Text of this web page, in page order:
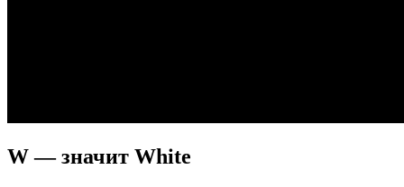
W — значит White